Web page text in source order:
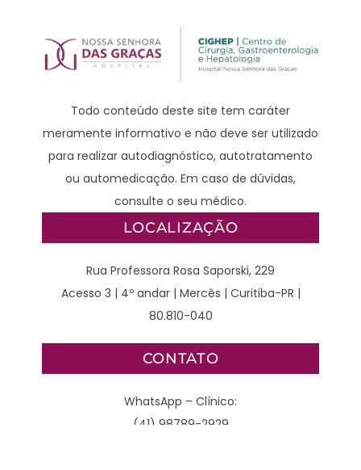
Todo conteúdo deste site tem caráter
meramente informativo e não deve ser utilizado
para realizar autodiagnóstico, autotratamento
ou automedicação. Em caso de dúvidas,
consulte o seu médico.
LOCALIZAÇÃO
Rua Professora Rosa Saporski, 229
Acesso 3 | 4º andar | Mercês | Curitiba-PR |
80.810-040
CONTATO
WhatsApp – Clínico:
(41) 98789-2929